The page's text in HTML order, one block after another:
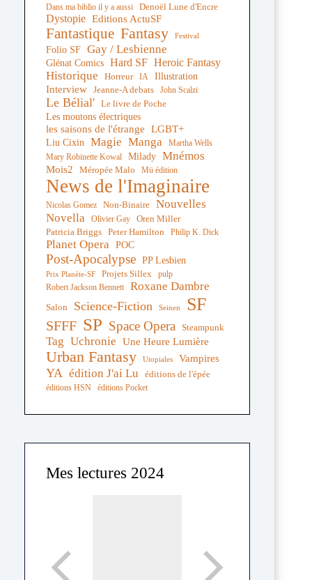
Dans ma biblio il y a aussi
Denoël Lune d'Encre
Dystopie Editions ActuSF
Fantastique Fantasy Festival
Folio SF Gay / Lesbienne
Glénat Comics Hard SF Heroic Fantasy
Historique Horreur IA Illustration
Interview Jeanne-A debats John Scalzi
Le Bélial' Le livre de Poche
Les moutons électriques
les saisons de l'étrange LGBT+
Liu Cixin Magie Manga
Martha Wells
Mary Robinette Kowal
Milady Mnémos
Mois2 Méropée Malo Mü édition
News de l'Imaginaire
Nicolas Gomez Non-Binaire Nouvelles
Novella
Olivier Gay Oren Miller
Patricia Briggs Peter Hamilton Philip K. Dick
Planet Opera POC
Post-Apocalypse PP Lesbien
Prix Planète-SF Projets Sillex
pulp
Robert Jackson Bennett
Roxane Dambre
Salon Science-Fiction Seinen SF
SFFF SP Space Opera Steampunk
Tag Uchronie Une Heure Lumière
Urban Fantasy Utopiales Vampires
YA édition J'ai Lu éditions de l'épée
éditions HSN éditions Pocket
Mes lectures 2024